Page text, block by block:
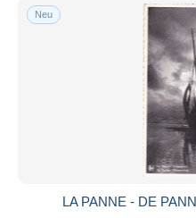
Neu
LA PANNE - DE